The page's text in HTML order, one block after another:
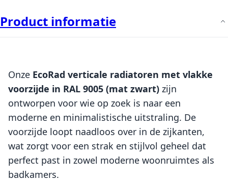
Product informatie
Onze EcoRad verticale radiatoren met vlakke
voorzijde in RAL 9005 (mat zwart) zijn
ontworpen voor wie op zoek is naar een
moderne en minimalistische uitstraling. De
voorzijde loopt naadloos over in de zijkanten,
wat zorgt voor een strak en stijlvol geheel dat
perfect past in zowel moderne woonruimtes als
badkamers.